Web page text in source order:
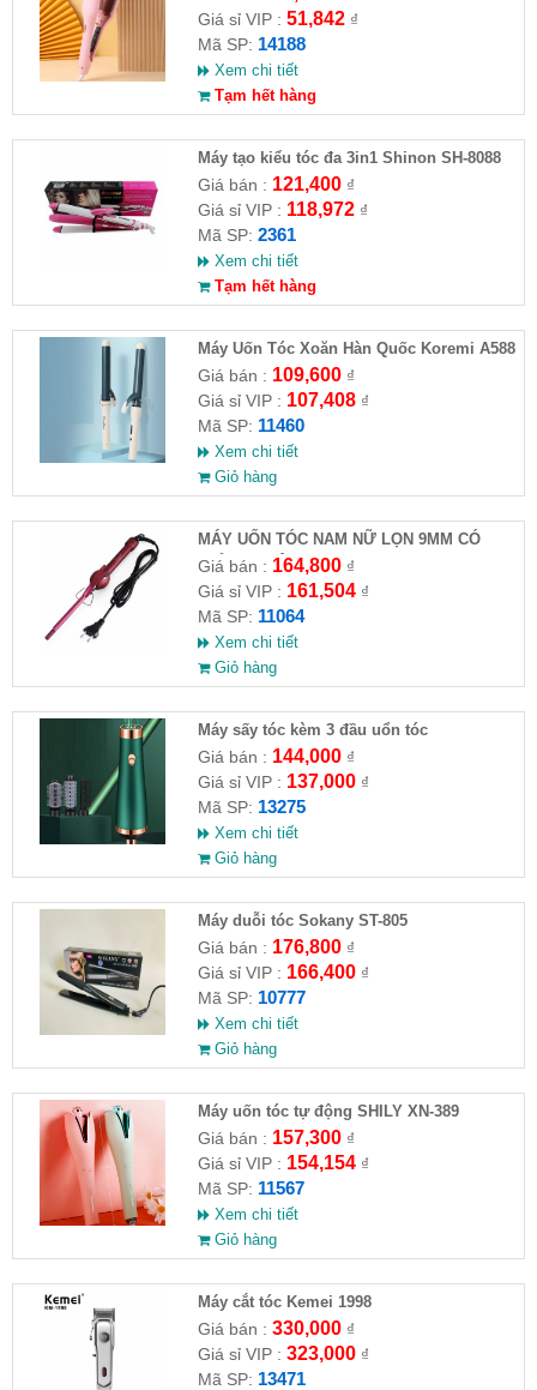
Giá sỉ VIP : 51,842₫
Mã SP: 14188
Xem chi tiết
Tạm hết hàng
Máy tạo kiểu tóc đa 3in1 Shinon SH-8088
Giá bán : 121,400₫
Giá sỉ VIP : 118,972₫
Mã SP: 2361
Xem chi tiết
Tạm hết hàng
Máy Uốn Tóc Xoăn Hàn Quốc Koremi A588
Giá bán : 109,600₫
Giá sỉ VIP : 107,408₫
Mã SP: 11460
Xem chi tiết
Giỏ hàng
MÁY UỐN TÓC NAM NỮ LỌN 9MM CÓ
CHỈNH NHIỆT KEMEI - 1023
Giá bán : 164,800₫
Giá sỉ VIP : 161,504₫
Mã SP: 11064
Xem chi tiết
Giỏ hàng
Máy sấy tóc kèm 3 đầu uổn tóc
Giá bán : 144,000₫
Giá sỉ VIP : 137,000₫
Mã SP: 13275
Xem chi tiết
Giỏ hàng
Máy duỗi tóc Sokany ST-805
Giá bán : 176,800₫
Giá sỉ VIP : 166,400₫
Mã SP: 10777
Xem chi tiết
Giỏ hàng
Máy uốn tóc tự động SHILY XN-389
Giá bán : 157,300₫
Giá sỉ VIP : 154,154₫
Mã SP: 11567
Xem chi tiết
Giỏ hàng
Máy cắt tóc Kemei 1998
Giá bán : 330,000₫
Giá sỉ VIP : 323,000₫
Mã SP: 13471